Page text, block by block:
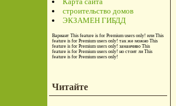
строительство домов
ЭКЗАМЕН ГИБДД
Вариант This feature is for Premium users only! или This
feature is for Premium users only! так же можно This
feature is for Premium users only! заманчиво This
feature is for Premium users only! но стоит ли This
feature is for Premium users only!
Читайте